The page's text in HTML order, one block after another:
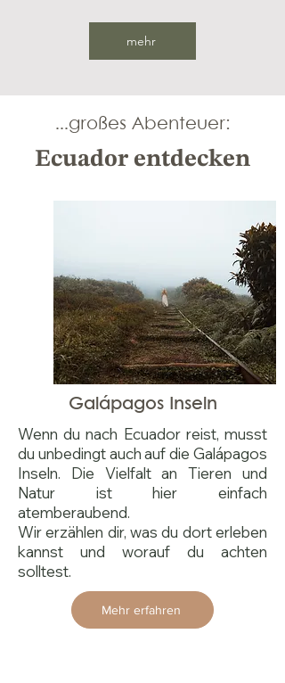
mehr
...großes Abenteuer:
Ecuador entdecken
Galápagos Inseln
Wenn du nach Ecuador reist, musst
du unbedingt auch auf die Galápagos
Inseln. Die Vielfalt an Tieren und
Natur ist hier einfach
atemberaubend.
Wir erzählen dir, was du dort erleben
kannst und worauf du achten
solltest.
Mehr erfahren